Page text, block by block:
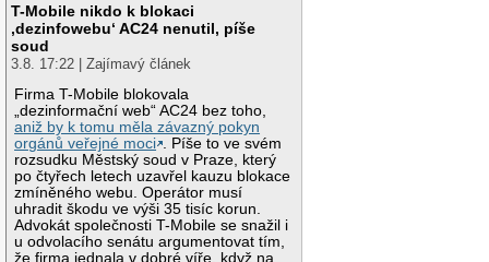
T-Mobile nikdo k blokaci
‚dezinfowebu‘ AC24 nenutil, píše
soud
3.8. 17:22 | Zajímavý článek
Firma T-Mobile blokovala
„dezinformační web“ AC24 bez toho,
aniž by k tomu měla závazný pokyn
orgánů veřejné moci . Píše to ve svém
rozsudku Městský soud v Praze, který
po čtyřech letech uzavřel kauzu blokace
zmíněného webu. Operátor musí
uhradit škodu ve výši 35 tisíc korun.
Advokát společnosti T-Mobile se snažil i
u odvolacího senátu argumentovat tím,
že firma jednala v dobré víře, když na